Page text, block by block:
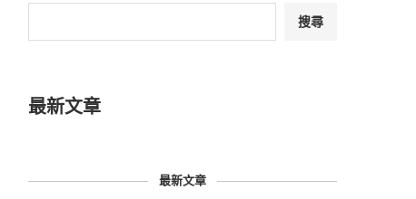
搜尋
最新文章
最新文章